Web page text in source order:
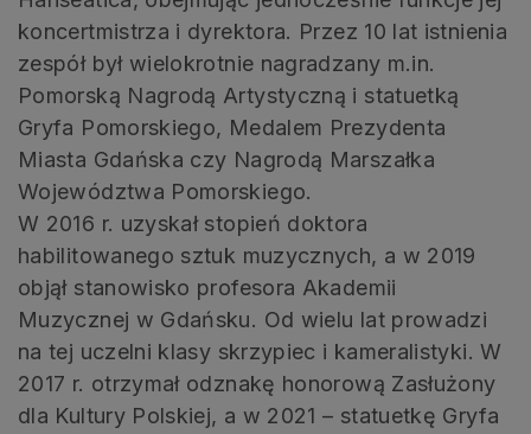
koncertmistrza i dyrektora. Przez 10 lat istnienia
zespół był wielokrotnie nagradzany m.in.
Pomorską Nagrodą Artystyczną i statuetką
Gryfa Pomorskiego, Medalem Prezydenta
Miasta Gdańska czy Nagrodą Marszałka
Województwa Pomorskiego.
W 2016 r. uzyskał stopień doktora
habilitowanego sztuk muzycznych, a w 2019
objął stanowisko profesora Akademii
Muzycznej w Gdańsku. Od wielu lat prowadzi
na tej uczelni klasy skrzypiec i kameralistyki. W
2017 r. otrzymał odznakę honorową Zasłużony
dla Kultury Polskiej, a w 2021 – statuetkę Gryfa